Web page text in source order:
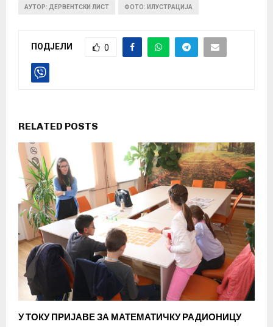
АУТОР: ДЕРВЕНТСКИ ЛИСТ ФОТО: ИЛУСТРАЦИЈА
ПОДЈЕЛИ 0
RELATED POSTS
У ТОКУ ПРИЈАВЕ ЗА МАТЕМАТИЧКУ РАДИОНИЦУ